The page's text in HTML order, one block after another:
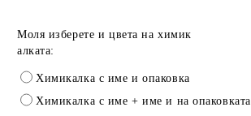
Моля изберете и цвета на химик
алката:
Химикалка с име и опаковка
Химикалка с име + име и на опаковката